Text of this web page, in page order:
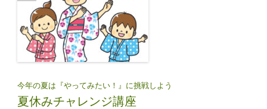
今年の夏は『やってみたい！』に挑戦しよう
夏休みチャレンジ講座